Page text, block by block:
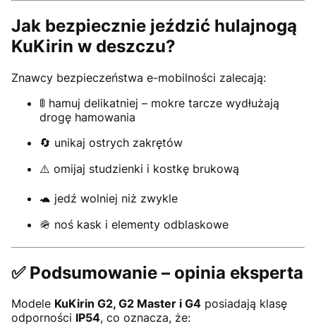
Jak bezpiecznie jeździć hulajnogą
KuKirin w deszczu?
Znawcy bezpieczeństwa e-mobilności zalecają:
🚦 hamuj delikatniej – mokre tarcze wydłużają
drogę hamowania
🔄 unikaj ostrych zakrętów
⚠️ omijaj studzienki i kostkę brukową
🐢 jedź wolniej niż zwykle
🪖 noś kask i elementy odblaskowe
✅ Podsumowanie – opinia eksperta
Modele KuKirin G2, G2 Master i G4 posiadają klasę
odporności IP54, co oznacza, że: